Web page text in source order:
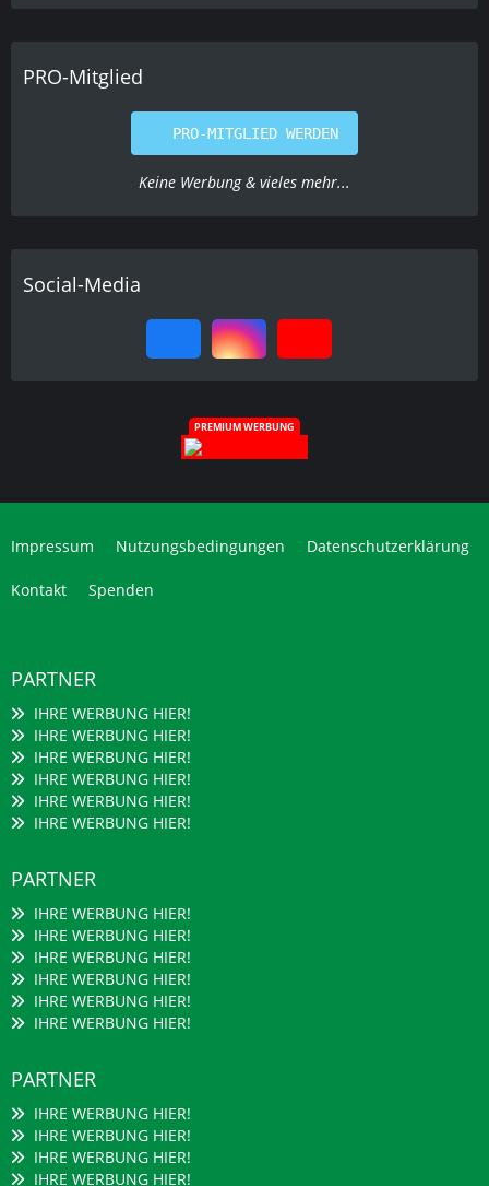
PRO-Mitglied
PRO-MITGLIED WERDEN
Keine Werbung & vieles mehr...
Social-Media
PREMIUM WERBUNG
Impressum Nutzungsbedingungen Datenschutzerklärung
Kontakt Spenden
PARTNER
IHRE WERBUNG HIER!
IHRE WERBUNG HIER!
IHRE WERBUNG HIER!
IHRE WERBUNG HIER!
IHRE WERBUNG HIER!
IHRE WERBUNG HIER!
PARTNER
IHRE WERBUNG HIER!
IHRE WERBUNG HIER!
IHRE WERBUNG HIER!
IHRE WERBUNG HIER!
IHRE WERBUNG HIER!
IHRE WERBUNG HIER!
PARTNER
IHRE WERBUNG HIER!
IHRE WERBUNG HIER!
IHRE WERBUNG HIER!
IHRE WERBUNG HIER!